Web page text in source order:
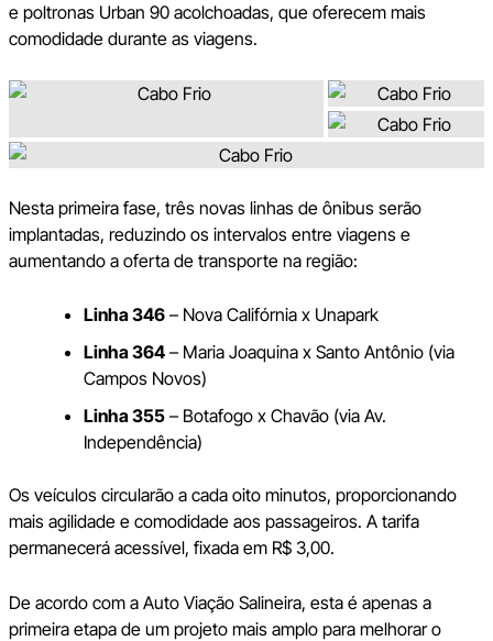
e poltronas Urban 90 acolchoadas, que oferecem mais
comodidade durante as viagens.
Nesta primeira fase, três novas linhas de ônibus serão
implantadas, reduzindo os intervalos entre viagens e
aumentando a oferta de transporte na região:
Linha 346– Nova Califórnia x Unapark
Linha 364– Maria Joaquina x Santo Antônio (via
Campos Novos)
Linha 355– Botafogo x Chavão (via Av.
Independência)
Os veículos circularão a cada oito minutos, proporcionando
mais agilidade e comodidade aos passageiros. A tarifa
permanecerá acessível, fixada em R$ 3,00.
De acordo com a Auto Viação Salineira, esta é apenas a
primeira etapa de um projeto mais amplo para melhorar o